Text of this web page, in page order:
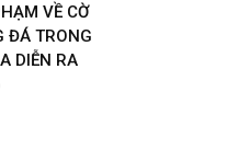
VỀ CỜ
ĐÁ TRONG
DIỄN RA